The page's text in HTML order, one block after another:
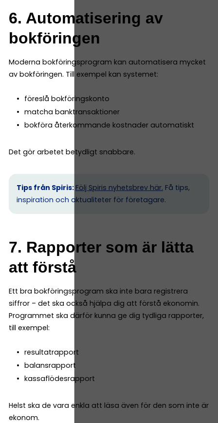
6. Automatisering av
bokföringen
Moderna bokföringsprogram kan automatisera mycket
av bokföringen. Till exempel kan systemet:
föreslå bokföringskonto
matcha banktransaktioner
bokföra återkommande kostnader automatiskt
Det gör arbetet betydligt snabbare.
Tips från Spiris: Följ Spiris nyhetsbrev här. Få tips,
inspiration och aktualiteter för företagare.
7. Rapporter som är lätta
att förstå
Ett bra bokföringsprogram ska inte bara registrera
siffror – det ska också hjälpa dig att förstå ekonomin.
Programmet ska därför kunna ge dig tydliga rapporter,
till exempel:
resultatrapport
balansrapport
kassaflödesrapport
Helst ska de vara enkla att läsa även för den som inte är
ekonom.